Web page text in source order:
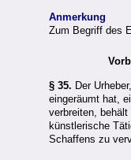
Anmerkung
Zum Begriff des
§ 35. Der
eingeräumt hat,
verbreiten,
künstlerische
Schaffens zu